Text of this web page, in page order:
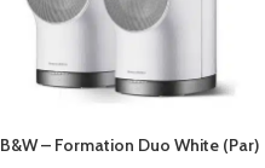
B&W – Formation Duo White (Par)